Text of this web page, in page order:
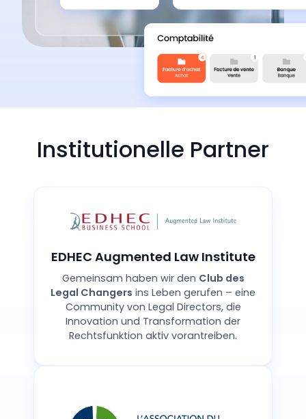
Institutionelle Partner
EDHEC Augmented Law Institute
Gemeinsam haben wir den Club des
Legal Changers ins Leben gerufen – eine
Community von Legal Directors, die
Innovation und Transformation der
Rechtsfunktion aktiv vorantreiben.